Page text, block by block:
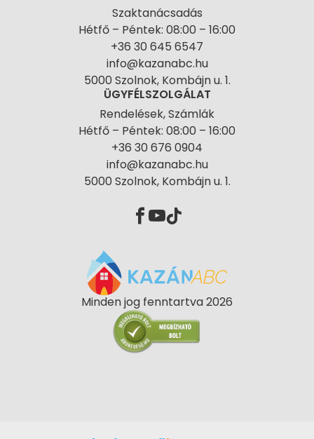
Szaktanácsadás
Hétfő – Péntek: 08:00 – 16:00
+36 30 645 6547
info@kazanabc.hu
5000 Szolnok, Kombájn u. 1.
ÜGYFÉLSZOLGÁLAT
Rendelések, Számlák
Hétfő – Péntek: 08:00 – 16:00
+36 30 676 0904
info@kazanabc.hu
5000 Szolnok, Kombájn u. 1.
Minden jog fenntartva 2026